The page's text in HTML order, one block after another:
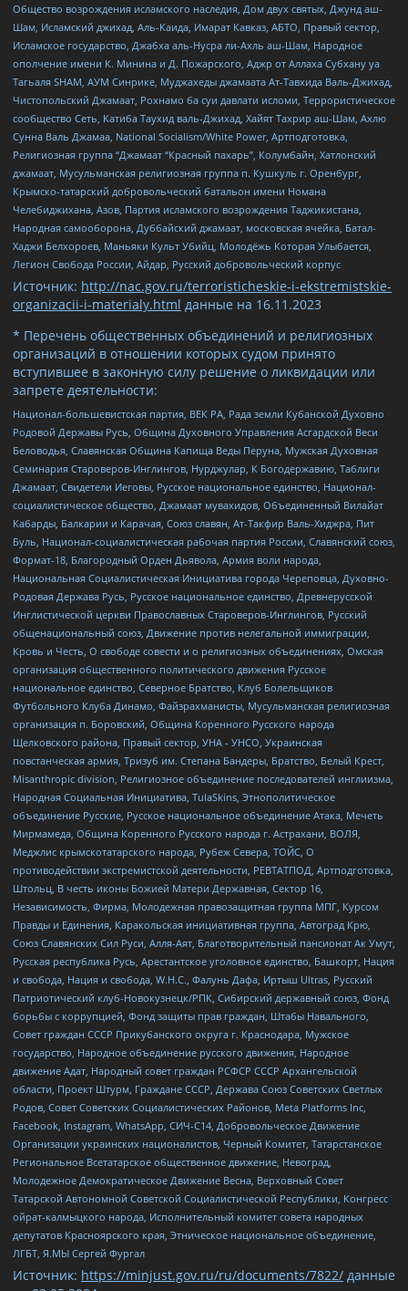
Общество возрождения исламского наследия, Дом двух святых, Джунд аш-
Шам, Исламский джихад, Аль-Каида, Имарат Кавказ, АБТО, Правый сектор,
Исламское государство, Джабха аль-Нусра ли-Ахль аш-Шам, Народное
ополчение имени К. Минина и Д. Пожарского, Аджр от Аллаха Субхану уа
Тагьаля SHAM, АУМ Синрике, Муджахеды джамаата Ат-Тавхида Валь-Джихад,
Чистопольский Джамаат, Рохнамо ба суи давлати исломи, Террористическое
сообщество Сеть, Катиба Таухид валь-Джихад, Хайят Тахрир аш-Шам, Ахлю
Сунна Валь Джамаа, National Socialism/White Power, Артподготовка,
Религиозная группа “Джамаат “Красный пахарь”, Колумбайн, Хатлонский
джамаат, Мусульманская религиозная группа п. Кушкуль г. Оренбург,
Крымско-татарский добровольческий батальон имени Номана
Челебиджихана, Азов, Партия исламского возрождения Таджикистана,
Народная самооборона, Дуббайский джамаат, московская ячейка, Батал-
Хаджи Белхороев, Маньяки Культ Убийц, Молодёжь Которая Улыбается,
Легион Свобода России, Айдар, Русский добровольческий корпус
Источник: http://nac.gov.ru/terroristicheskie-i-ekstremistskie-
organizacii-i-materialy.html данные на 16.11.2023
* Перечень общественных объединений и религиозных
организаций в отношении которых судом принято
вступившее в законную силу решение о ликвидации или
запрете деятельности:
Национал-большевистская партия, ВЕК РА, Рада земли Кубанской Духовно
Родовой Державы Русь, Община Духовного Управления Асгардской Веси
Беловодья, Славянская Община Капища Веды Перуна, Мужская Духовная
Семинария Староверов-Инглингов, Нурджулар, К Богодержавию, Таблиги
Джамаат, Свидетели Иеговы, Русское национальное единство, Национал-
социалистическое общество, Джамаат мувахидов, Объединенный Вилайат
Кабарды, Балкарии и Карачая, Союз славян, Ат-Такфир Валь-Хиджра, Пит
Буль, Национал-социалистическая рабочая партия России, Славянский союз,
Формат-18, Благородный Орден Дьявола, Армия воли народа,
Национальная Социалистическая Инициатива города Череповца, Духовно-
Родовая Держава Русь, Русское национальное единство, Древнерусской
Инглистической церкви Православных Староверов-Инглингов, Русский
общенациональный союз, Движение против нелегальной иммиграции,
Кровь и Честь, О свободе совести и о религиозных объединениях, Омская
организация общественного политического движения Русское
национальное единство, Северное Братство, Клуб Болельщиков
Футбольного Клуба Динамо, Файзрахманисты, Мусульманская религиозная
организация п. Боровский, Община Коренного Русского народа
Щелковского района, Правый сектор, УНА - УНСО, Украинская
повстанческая армия, Тризуб им. Степана Бандеры, Братство, Белый Крест,
Misanthropic division, Религиозное объединение последователей инглиизма,
Народная Социальная Инициатива, TulaSkins, Этнополитическое
объединение Русские, Русское национальное объединение Атака, Мечеть
Мирмамеда, Община Коренного Русского народа г. Астрахани, ВОЛЯ,
Меджлис крымскотатарского народа, Рубеж Севера, ТОЙС, О
противодействии экстремистской деятельности, РЕВТАТПОД, Артподготовка,
Штольц, В честь иконы Божией Матери Державная, Сектор 16,
Независимость, Фирма, Молодежная правозащитная группа МПГ, Курсом
Правды и Единения, Каракольская инициативная группа, Автоград Крю,
Союз Славянских Сил Руси, Алля-Аят, Благотворительный пансионат Ак Умут,
Русская республика Русь, Арестантское уголовное единство, Башкорт, Нация
и свобода, Нация и свобода, W.H.С., Фалунь Дафа, Иртыш Ultras, Русский
Патриотический клуб-Новокузнецк/РПК, Сибирский державный союз, Фонд
борьбы с коррупцией, Фонд защиты прав граждан, Штабы Навального,
Совет граждан СССР Прикубанского округа г. Краснодара, Мужское
государство, Народное объединение русского движения, Народное
движение Адат, Народный совет граждан РСФСР СССР Архангельской
области, Проект Штурм, Граждане СССР, Держава Союз Советских Светлых
Родов, Совет Советских Социалистических Районов, Meta Platforms Inc,
Facebook, Instagram, WhatsApp, СИЧ-С14, Добровольческое Движение
Организации украинских националистов, Черный Комитет, Татарстанское
Региональное Всетатарское общественное движение, Невоград,
Молодежное Демократическое Движение Весна, Верховный Совет
Татарской Автономной Советской Социалистической Республики, Конгресс
ойрат-калмыцкого народа, Исполнительный комитет совета народных
депутатов Красноярского края, Этническое национальное объединение,
ЛГБТ, Я.МЫ Сергей Фургал
Источник: https://minjust.gov.ru/ru/documents/7822/ данные